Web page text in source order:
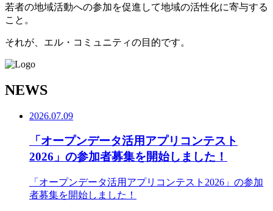
若者の地域活動への参加を促進して地域の活性化に寄与する
こと。
それが、エル・コミュニティの目的です。
NEWS
2026.07.09
「オープンデータ活用アプリコンテスト
2026」の参加者募集を開始しました！
「オープンデータ活用アプリコンテスト2026」の参加
者募集を開始しました！